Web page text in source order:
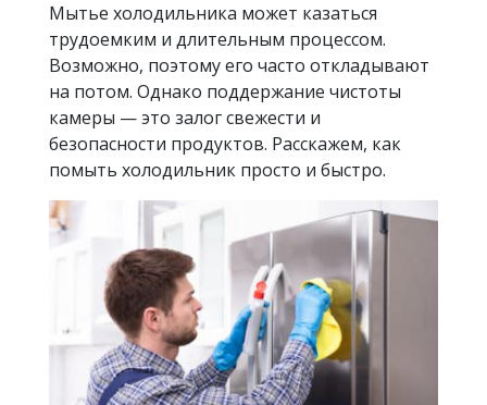
Мытье холодильника может казаться
трудоемким и длительным процессом.
Возможно, поэтому его часто откладывают
на потом. Однако поддержание чистоты
камеры — это залог свежести и
безопасности продуктов. Расскажем, как
помыть холодильник просто и быстро.